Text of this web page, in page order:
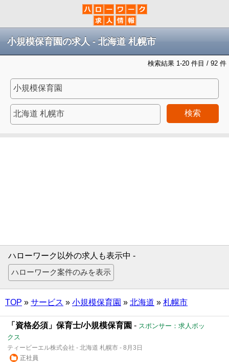
小規模保育園の求人 - 北海道 札幌市
検索結果 1-20 件目 / 92 件
検索
ハローワーク以外の求人も表示中 -
TOP » サービス » 小規模保育園 » 北海道 » 札幌市
「資格必須」保育士/小規模保育園 - スポンサー：求人ボッ
クス
ティービーエル株式会社 - 北海道 札幌市 - 8月3日
正社員